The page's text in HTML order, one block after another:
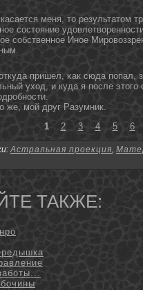
меня, то результатом
состояние
собственное Иное
пришел, κак сюда попал,
уход, и куда я после
же, мой друг Разумник.
1
2 3 4 5 6
Астральная проекция,
ТАКЖЕ: